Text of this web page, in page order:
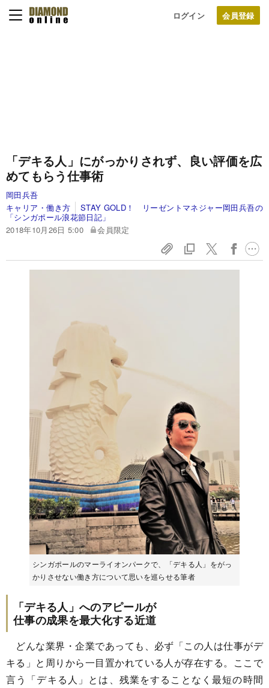
ログイン
「デキる人」にがっかりされず、良い評価を広
めてもらう仕事術
岡田兵吾
キャリア・働き方
STAY GOLD！ リーゼントマネジャー岡田兵吾の
「シンガポール浪花節日記」
2018年10月26日 5:00
会員限定
シンガポールのマーライオンパークで、「デキる人」をがっ
かりさせない働き方について思いを巡らせる筆者
「デキる人」へのアピールが
仕事の成果を最大化する近道
どんな業界・企業であっても、必ず「この人は仕事がデ
キる」と周りから一目置かれている人が存在する。ここで
言う「デキる人」とは、残業をすることなく最短の時間